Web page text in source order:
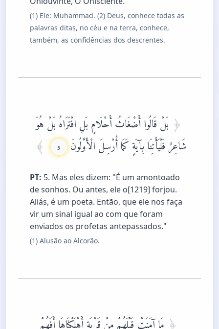
(1) Ele: Muhammad. (2) Deus, conhece todas as
palavras ditas, no céu e na terra, conhece,
também, as confidências dos descrentes.
بَلْ قَالُوا أَضْغَاثُ أَحْلَامٍ بَلِ افْتَرَاهُ بَلْ هُوَ
شَاعِرٌ فَلْيَأْتِنَا بِآيَةٍ كَمَا أُرْسِلَ الْأَوَّلُونَ 5
PT: 5. Mas eles dizem: "É um amontoado
de sonhos. Ou antes, ele o[1219] forjou.
Aliás, é um poeta. Então, que ele nos faça
vir um sinal igual ao com que foram
enviados os profetas antepassados."
(1) Alusão ao Alcorão.
مَا آمَنَتْ قَبْلَهُمْ مِنْ قَرْيَةٍ أَهْلَكْنَاهَا أَفَهُمْ